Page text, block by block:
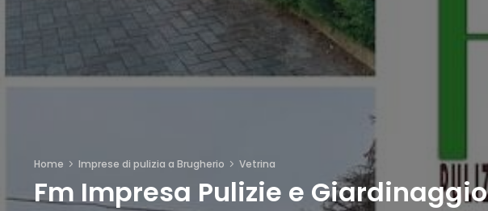
Home Imprese di pulizia a Brugherio Vetrina
Fm Impresa Pulizie e Giardinaggio